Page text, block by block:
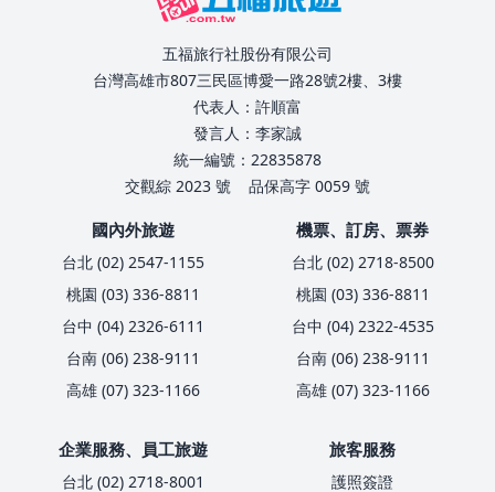
五福旅行社股份有限公司
台灣高雄市807三民區博愛一路28號2樓、3樓
代表人：許順富
發言人：李家誠
統一編號：22835878
交觀綜 2023 號
品保高字 0059 號
國內外旅遊
台北 (02) 2547-1155
桃園 (03) 336-8811
台中 (04) 2326-6111
台南 (06) 238-9111
高雄 (07) 323-1166
機票、訂房、票券
台北 (02) 2718-8500
桃園 (03) 336-8811
台中 (04) 2322-4535
台南 (06) 238-9111
高雄 (07) 323-1166
企業服務、員工旅遊
台北 (02) 2718-8001
旅客服務
護照簽證